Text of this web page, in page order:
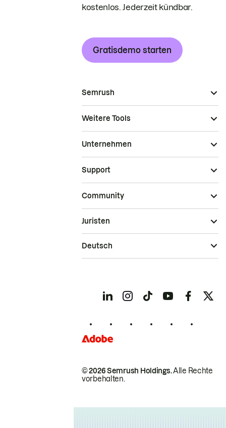
kostenlos. Jederzeit kündbar.
Gratisdemo starten
Semrush
Weitere Tools
Unternehmen
Support
Community
© 2026 Semrush Holdings.Alle Rechte
vorbehalten.
Juristen
Deutsch